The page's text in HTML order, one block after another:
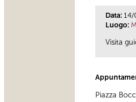
Data: 14/
Luogo:
Visita
Piazza